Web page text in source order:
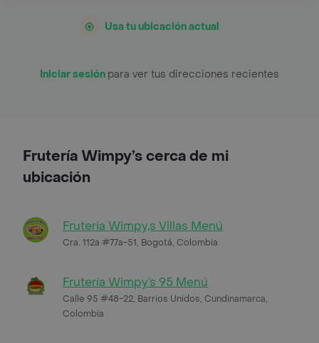
Usa tu ubicación actual
Iniciar sesión para ver tus direcciones recientes
Frutería Wimpy’s cerca de mi
ubicación
Frutería Wimpy,s Villas Menú
Cra. 112a #77a-51, Bogotá, Colombia
Frutería Wimpy’s 95 Menú
Calle 95 #48-22, Barrios Unidos, Cundinamarca,
Colombia